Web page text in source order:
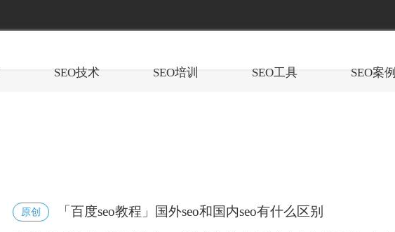
SEO技术 SEO培训 SEO工具 SEO案例
原创 「百度seo教程」国外seo和国内seo有什么区别